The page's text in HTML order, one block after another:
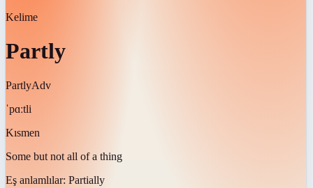
Kelime
Partly
PartlyAdv
ˈpɑːtli
Kısmen
Some but not all of a thing
Eş anlamlılar: Partially